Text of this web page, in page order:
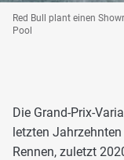
Red Bull plant einen
Pool
Die Grand-Prix-
letzten
Rennen, zuletzt